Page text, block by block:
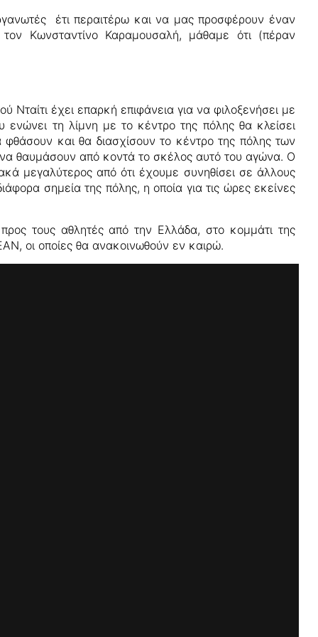
έτι περαιτέρω και να μας προσφέρουν έναν
Κωνσταντίνο Καραμουσαλή, μάθαμε ότι (πέραν
έχει επαρκή επιφάνεια για να φιλοξενήσει με
ενώνει τη λίμνη με το κέντρο της πόλης θα κλείσει
και θα διασχίσουν το κέντρο της πόλης των
να θαυμάσουν από κοντά το σκέλος αυτό του αγώνα. Ο
μεγαλύτερος από ότι έχουμε συνηθίσει σε άλλους
σημεία της πόλης, η οποία για τις ώρες εκείνες
τους αθλητές από την Ελλάδα, στο κομμάτι της
οι οποίες θα ανακοινωθούν εν καιρώ.